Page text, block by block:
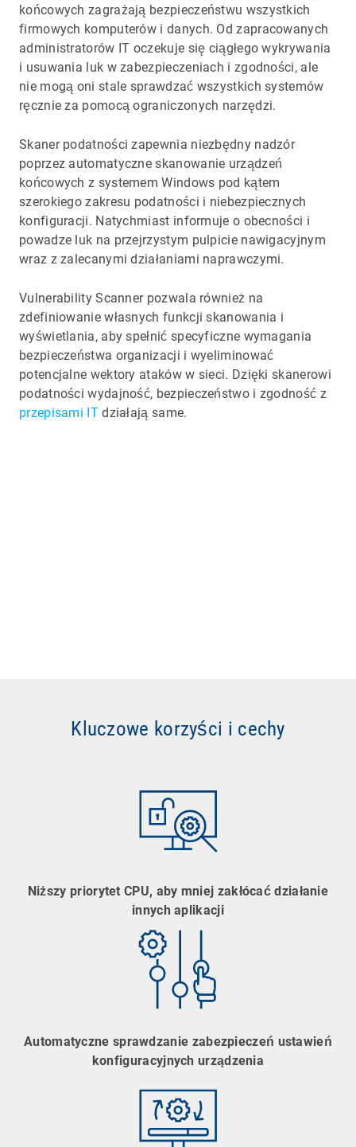
końcowych zagrażają bezpieczeństwu wszystkich
firmowych komputerów i danych. Od zapracowanych
administratorów IT oczekuje się ciągłego wykrywania
i usuwania luk w zabezpieczeniach i zgodności, ale
nie mogą oni stale sprawdzać wszystkich systemów
ręcznie za pomocą ograniczonych narzędzi.
Skaner podatności zapewnia niezbędny nadzór
poprzez automatyczne skanowanie urządzeń
końcowych z systemem Windows pod kątem
szerokiego zakresu podatności i niebezpiecznych
konfiguracji. Natychmiast informuje o obecności i
powadze luk na przejrzystym pulpicie nawigacyjnym
wraz z zalecanymi działaniami naprawczymi.
Vulnerability Scanner pozwala również na
zdefiniowanie własnych funkcji skanowania i
wyświetlania, aby spełnić specyficzne wymagania
bezpieczeństwa organizacji i wyeliminować
potencjalne wektory ataków w sieci. Dzięki skanerowi
podatności wydajność, bezpieczeństwo i zgodność z
przepisami ITdziałają same.
Kluczowe korzyści i cechy
Niższy priorytet CPU, aby mniej zakłócać działanie
innych aplikacji
Automatyczne sprawdzanie zabezpieczeń ustawień
konfiguracyjnych urządzenia